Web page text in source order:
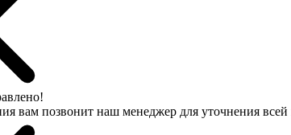
вам позвонит наш менеджер для уточнения